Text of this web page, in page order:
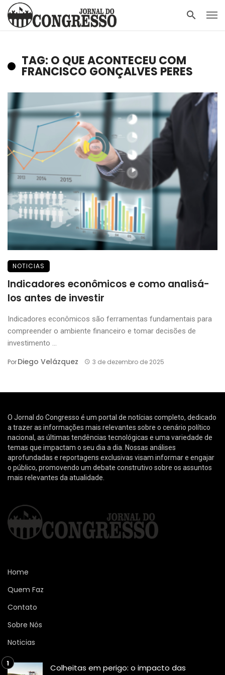
TAG: O QUE ACONTECEU COM
FRANCISCO GONÇALVES PERES
NOTICIAS
Indicadores econômicos e como analisá-
los antes de investir
Indicadores econômicos são ferramentas fundamentais para
compreender o ambiente financeiro e tomar decisões de
investimento ...
PorDiego Velázquez 3 de dezembro de 2025
O Jornal do Congresso é um portal de notícias completo, dedicado
a trazer as informações mais relevantes sobre o cenário político
nacional, as últimas tendências tecnológicas e uma variedade de
temas que impactam o seu dia a dia. Nossas análises
aprofundadas e reportagens exclusivas visam informar e engajar
o público, promovendo um debate construtivo sobre os assuntos
mais relevantes da atualidade.
Home
Quem Faz
Contato
Sobre Nós
Noticias
Colheitas em perigo: o impacto das